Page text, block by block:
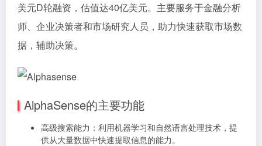
美元D轮融资，估值达40亿美元。主要服务于金融分析
师、企业决策者和市场研究人员，助力快速获取市场数
据，辅助决策。
AlphaSense的主要功能
高级搜索能力：利用机器学习和自然语言处理技术，提
供从大量数据中快速提取信息的能力。